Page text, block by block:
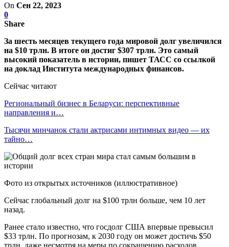
On Сен 22, 2023
0
Share
За шесть месяцев текущего года мировой долг увеличился
на $10 трлн. В итоге он достиг $307 трлн. Это самый
высокий показатель в истории, пишет ТАСС со ссылкой
на доклад Института международных финансов.
Сейчас читают
Региональный бизнес в Беларуси: перспективные
направления и…
Тысячи минчанок стали актрисами интимных видео — их
тайно…
Фото из открытых источников (иллюстративное)
Сейчас глобальный долг на $100 трлн больше, чем 10 лет
назад.
Ранее стало известно, что госдолг США впервые превысил
$33 трлн. По прогнозам, к 2030 году он может достичь $50
трлн, даже несмотря на меры по сокращению расходов